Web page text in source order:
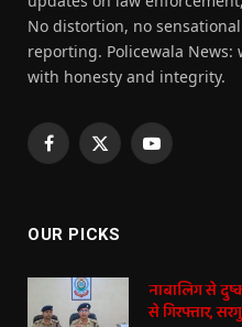
No distortion, no
reporting. Policewala News:
with honesty and integrity.
Facebook
X
YouTube
OUR PICKS
नाबालिग से
से गिरफ्तार,